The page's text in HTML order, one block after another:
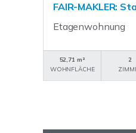
FAIR-MAKLER:
Etagenwohnung
52,71 m²
WOHNFLÄCHE
2